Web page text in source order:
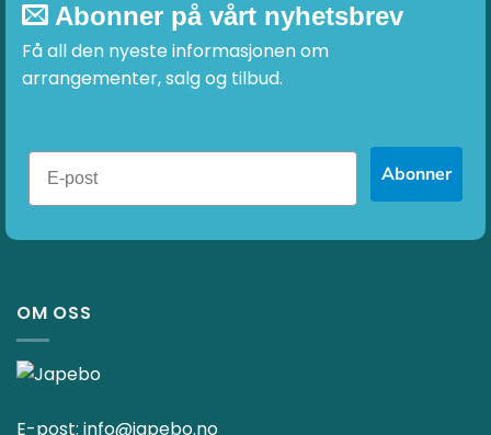
Abonner på vårt nyhetsbrev
Få all den nyeste informasjonen om
arrangementer, salg og tilbud.
Abonner
OM OSS
E-post: info@japebo.no